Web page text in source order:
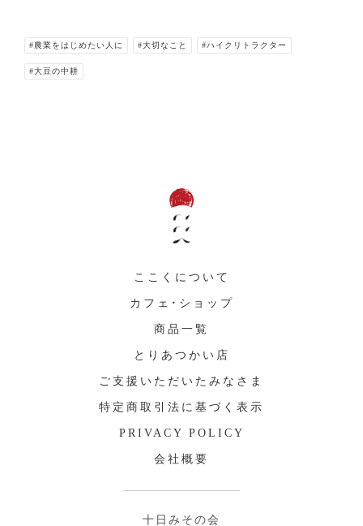
#農業をはじめたい人に #大切なこと #ハイクリトラクター
#大豆の中耕
ここくについて
カフェ・ショップ
商品一覧
とりあつかい店
ご支援いただいたみなさま
特定商取引法に基づく表示
PRIVACY POLICY
会社概要
十日みその会